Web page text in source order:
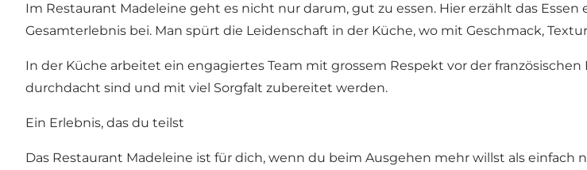
Im Restaurant Madeleine geht es nicht nur darum, gut zu essen. Hier erzählt das
Gesamterlebnis bei. Man spürt die Leidenschaft in der Küche, wo mit Geschmack,
In der Küche arbeitet ein engagiertes Team mit grossem Respekt vor der
durchdacht sind und mit viel Sorgfalt zubereitet werden.
Ein Erlebnis, das du teilst
Das Restaurant Madeleine ist für dich, wenn du beim Ausgehen mehr willst als einfach